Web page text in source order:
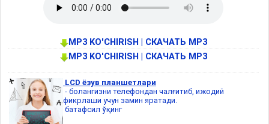
MP3 KO'CHIRISH | СКАЧАТЬ MP3
MP3 KO'CHIRISH | СКАЧАТЬ MP3
LCD ёзув планшетлари
- болангизни телефондан чалғитиб, ижодий
фикрлаши учун замин яратади.
батафсил ўқинг